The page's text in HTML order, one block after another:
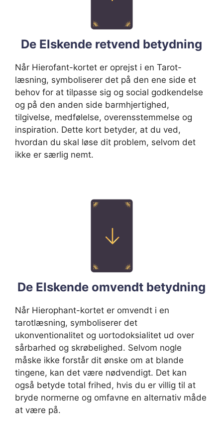
De Elskende retvend betydning
Når Hierofant-kortet er oprejst i en Tarot-
læsning, symboliserer det på den ene side et
behov for at tilpasse sig og social godkendelse
og på den anden side barmhjertighed,
tilgivelse, medfølelse, overensstemmelse og
inspiration. Dette kort betyder, at du ved,
hvordan du skal løse dit problem, selvom det
ikke er særlig nemt.
De Elskende omvendt betydning
Når Hierophant-kortet er omvendt i en
tarotlæsning, symboliserer det
ukonventionalitet og uortodoksialitet ud over
sårbarhed og skrøbelighed. Selvom nogle
måske ikke forstår dit ønske om at blande
tingene, kan det være nødvendigt. Det kan
også betyde total frihed, hvis du er villig til at
bryde normerne og omfavne en alternativ måde
at være på.